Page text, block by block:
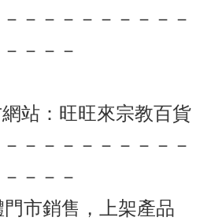
－－－－－－－－－
－－－
站：旺旺來宗教百貨
－－－－－－－－－
－－－
市銷售，上架產品